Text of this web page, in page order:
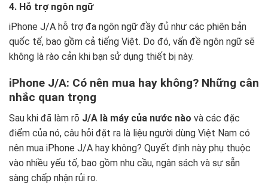
4. Hỗ trợ ngôn ngữ
iPhone J/A hỗ trợ đa ngôn ngữ đầy đủ như các phiên bản
quốc tế, bao gồm cả tiếng Việt. Do đó, vấn đề ngôn ngữ sẽ
không là rào cản khi bạn sử dụng thiết bị này.
iPhone J/A: Có nên mua hay không? Những cân
nhắc quan trọng
Sau khi đã làm rõ J/A là máy của nước nào và các đặc
điểm của nó, câu hỏi đặt ra là liệu người dùng Việt Nam có
nên mua iPhone J/A hay không? Quyết định này phụ thuộc
vào nhiều yếu tố, bao gồm nhu cầu, ngân sách và sự sẵn
sàng chấp nhận rủi ro.